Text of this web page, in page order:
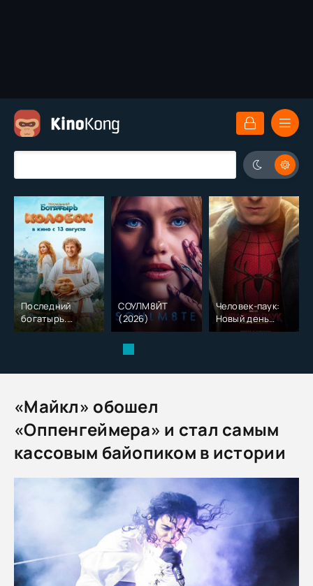
Последний
богатырь.
Колобок (2026)
СОУЛМ8ЙТ
(2026)
Человек-паук:
Новый день
(2026)
«Майкл» обошел
«Оппенгеймера» и стал самым
кассовым байопиком в истории